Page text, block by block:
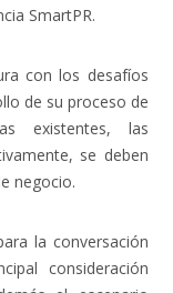
SmartPR.
con los desafíos
de su proceso de
existentes, las
se deben
negocio.
la conversación
consideración